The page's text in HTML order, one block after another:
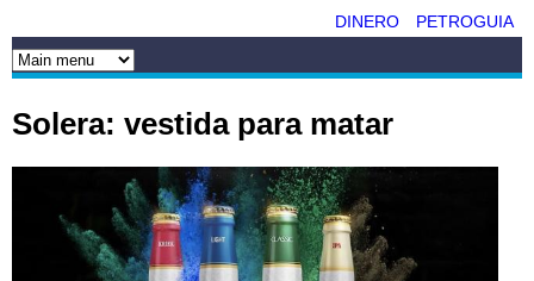
PETROGUIA
DINERO
Solera: vestida para matar